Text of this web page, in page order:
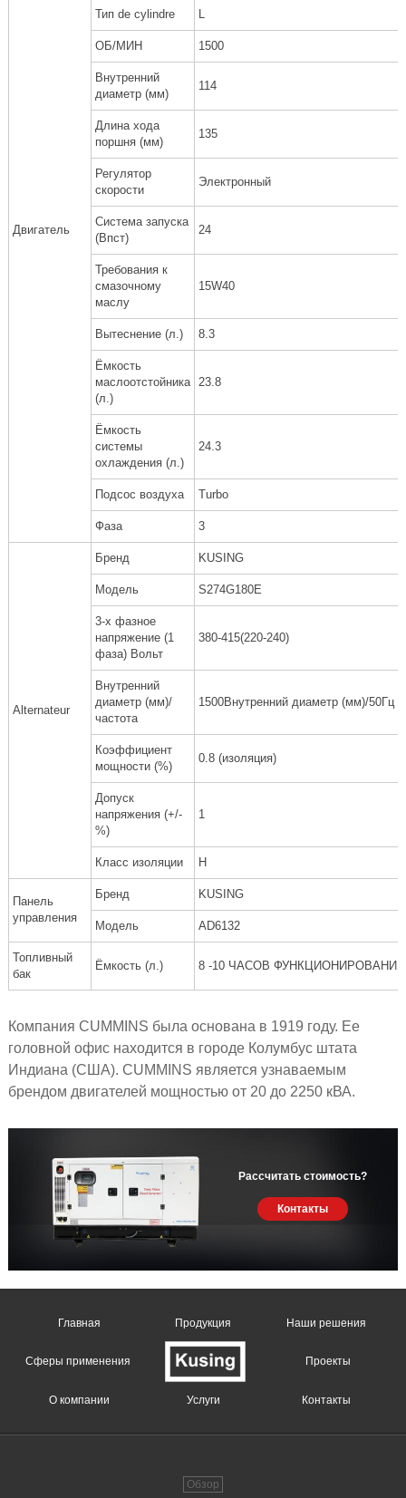
Двигатель
Тип de cylindre
ОБ/МИН 1500
Внутренний
диаметр (мм)
114
Длина хода
поршня (мм)
135
Регулятор
скорости
Электронный
Система запуска
(Впст)
24
Требования к
смазочному
маслу
15W40
Вытеснение (л.) 8.3
Ёмкость
маслоотстойника
(л.)
23.8
Ёмкость
системы
охлаждения (л.)
24.3
Подсос воздуха Turbo
Фаза 3
Alternateur
Бренд KUSING
Модель S274G180E
3-х фазное
напряжение (1
фаза) Вольт
380-415(220-240)
Внутренний
диаметр (мм)/
частота
1500Внутренний диаметр (мм)/50Гц
Коэффициент
мощности (%)
0.8 (изоляция)
Допуск
напряжения (+/-
%)
1
Класс изоляции H
Панель
управления
Бренд KUSING
Модель AD6132
Топливный
бак
Ёмкость (л.) 8 -10 ЧАСОВ ФУНКЦИОНИРОВАНИЯ
Компания CUMMINS была основана в 1919 году. Ее
головной офис находится в городе Колумбус штата
Индиана (США). CUMMINS является узнаваемым
брендом двигателей мощностью от 20 до 2250 кВА.
Рассчитать стоимость?
Контакты
Главная Продукция Наши решения
Сферы применения Проекты
О компании Услуги Контакты
Обзор